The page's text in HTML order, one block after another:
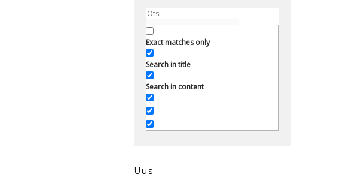
Exact matches only
Search in title
Search in content
Uus